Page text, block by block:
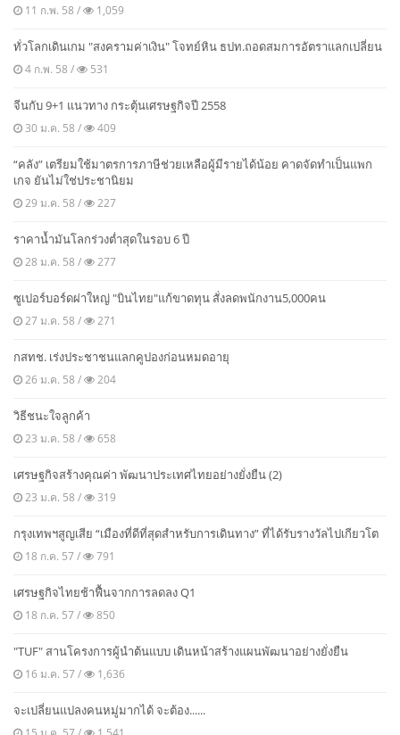
11 ก.พ. 58 / 1,059
ทั่วโลกเดินเกม "สงครามค่าเงิน" โจทย์หิน ธปท.ถอดสมการอัตราแลกเปลี่ยน
4 ก.พ. 58 / 531
จีนกับ 9+1 แนวทาง กระตุ้นเศรษฐกิจปี 2558
30 ม.ค. 58 / 409
“คลัง” เตรียมใช้มาตรการภาษีช่วยเหลือผู้มีรายได้น้อย คาดจัดทำเป็นแพก
เกจ ยันไม่ใช่ประชานิยม
29 ม.ค. 58 / 227
ราคาน้ำมันโลกร่วงต่ำสุดในรอบ 6 ปี
28 ม.ค. 58 / 277
ซูเปอร์บอร์ดผ่าใหญ่ "บินไทย"แก้ขาดทุน สั่งลดพนักงาน5,000คน
27 ม.ค. 58 / 271
กสทช. เร่งประชาชนแลกคูปองก่อนหมดอายุ
26 ม.ค. 58 / 204
วิธีชนะใจลูกค้า
23 ม.ค. 58 / 658
เศรษฐกิจสร้างคุณค่า พัฒนาประเทศไทยอย่างยั่งยืน (2)
23 ม.ค. 58 / 319
กรุงเทพฯสูญเสีย “เมืองที่ดีที่สุดสำหรับการเดินทาง” ที่ได้รับรางวัลไปเกียวโต
18 ก.ค. 57 / 791
เศรษฐกิจไทยช้าฟื้นจากการลดลง Q1
18 ก.ค. 57 / 850
"TUF" สานโครงการผู้นำต้นแบบ เดินหน้าสร้างแผนพัฒนาอย่างยั่งยืน
16 ม.ค. 57 / 1,636
จะเปลี่ยนแปลงคนหมู่มากได้ จะต้อง......